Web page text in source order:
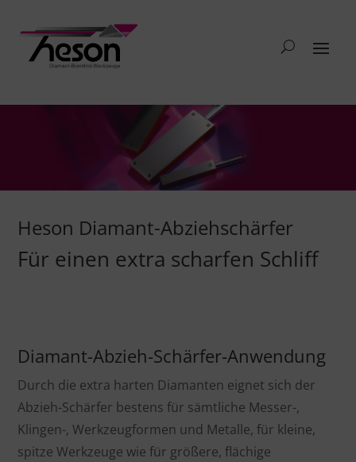
Heson Diamant-Abziehschärfer
Für einen extra scharfen Schliff
Diamant-Abzieh-Schärfer-Anwendung
Durch die extra harten Diamanten eignet sich der
Abzieh-Schärfer bestens für sämtliche Messer-,
Klingen-, Werkzeugformen und Metalle, für kleine,
spitze Werkzeuge wie für größere, flächige